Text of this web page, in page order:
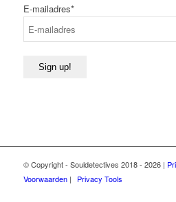
E-mailadres*
Sign up!
© Copyright - Souldetectives 2018 - 2026 |
Voorwaarden| Privacy Tools